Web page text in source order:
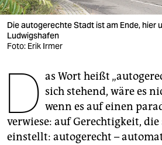
shop
fragen & hilfe
genossenschaft
epaper login
Die autogerechte Stadt ist am Ende, hier
Ludwigshafen
Foto: Erik Irmer
D as Wort heißt
sich stehend, wäre es
wenn es auf einen
verwiese: auf Gerechtigkeit,
einstellt: autogerecht –